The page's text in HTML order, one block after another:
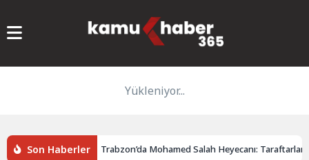
Yükleniyor...
Son Haberler
Yaralandı Trabzon’da Mohamed Salah Heyecanı: Taraftarlar